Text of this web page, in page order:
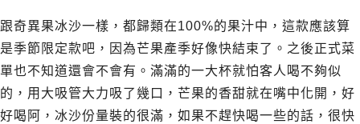
跟奇異果冰沙一樣，都歸類在100%的果汁中，這款應該算
是季節限定款吧，因為芒果產季好像快結束了。之後正式菜
單也不知道還會不會有。滿滿的一大杯就怕客人喝不夠似
的，用大吸管大力吸了幾口，芒果的香甜就在嘴中化開，好
好喝阿，冰沙份量裝的很滿，如果不趕快喝一些的話，很快